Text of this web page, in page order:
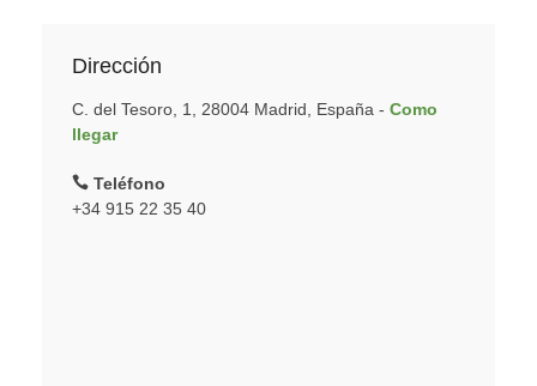
Dirección
C. del Tesoro, 1, 28004 Madrid, España - Como
llegar
Teléfono
+34 915 22 35 40